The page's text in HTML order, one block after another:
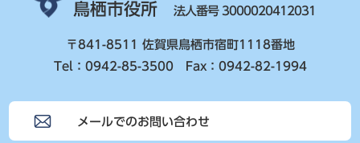
鳥栖市役所 法人番号 3000020412031
〒841-8511 佐賀県鳥栖市宿町1118番地
Tel：0942-85-3500 Fax：0942-82-1994
メールでのお問い合わせ